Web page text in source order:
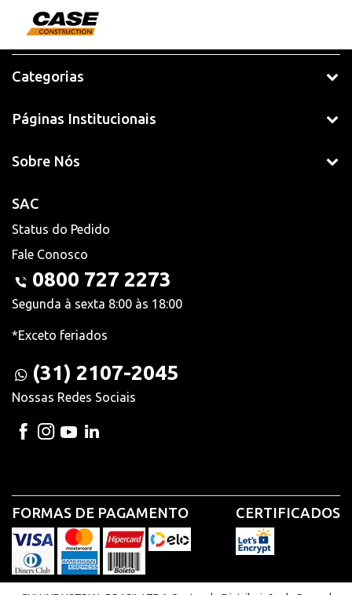
Categorias
Páginas Institucionais
Sobre Nós
SAC
Status do Pedido
Fale Conosco
0800 727 2273
Segunda à sexta 8:00 às 18:00
*Exceto feriados
(31) 2107-2045
Nossas Redes Sociais
FORMAS DE PAGAMENTO CERTIFICADOS